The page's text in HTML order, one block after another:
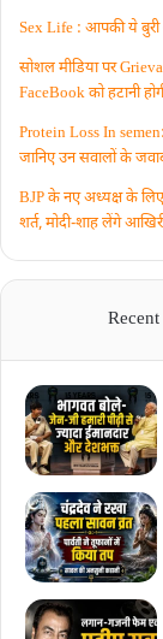
Sex Life : आपकी ये
सोशल मीडिया पर
FaceBook को हटानी
Protein Loss In
जानिए उन सवालों के
BJP के नए अध्यक्ष के लिए
शर्त, मोदी-शाह लेंगे
Recent